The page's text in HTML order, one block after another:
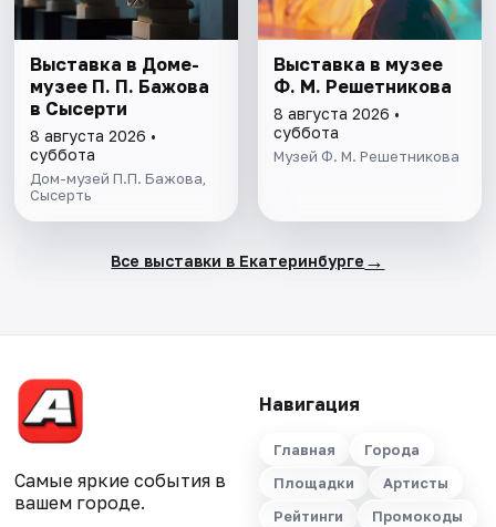
Выставка в Доме-
музее П. П. Бажова
в Сысерти
8 августа 2026 •
суббота
Дом-музей П.П. Бажова,
Сысерть
Выставка в музее
Ф. М. Решетникова
8 августа 2026 •
суббота
Музей Ф. М. Решетникова
Все выставки в Екатеринбурге →
Самые яркие события в
вашем городе.
Навигация
Главная
Города
Площадки
Артисты
Рейтинги
Промокоды